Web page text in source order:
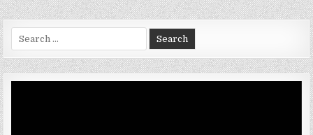
Search
for: